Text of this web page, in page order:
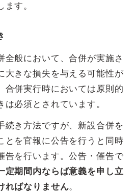
す。
全般において、合併が実施さ
大きな損失を与える可能性が
合併実行時においては原則的
必須とされています。
続き方法ですが、新設合併を
とを官報に公告を行うと同時
告を行います。公告・催告で
定期間内ならば意義を申し立
ればなりません。